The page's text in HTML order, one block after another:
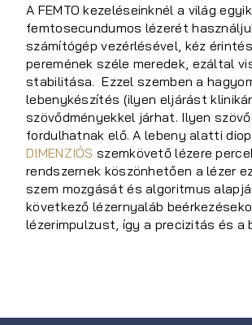
A FEMTO kezeléseinknél a világ
femtosecundumos lézerét
számítógép vezérlésével, kéz
peremének széle meredek, ezáltal
stabilitása. Ezzel szemben a
lebenykészítés (ilyen eljárást
szövődményekkel járhat. Ilyen
fordulhatnak elő. A lebeny alatti
DIMENZIÓS szemkövető lézere
rendszernek köszönhetően a lézer
szem mozgását és algoritmus
következő lézernyaláb
lézerimpulzust, így a precizitás és a